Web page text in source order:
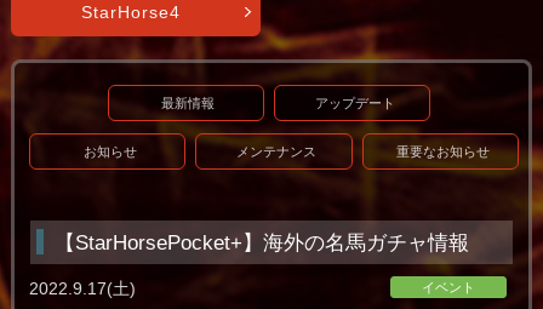
StarHorse4
最新情報 アップデート
お知らせ メンテナンス 重要なお知らせ
【StarHorsePocket+】海外の名馬ガチャ情報
イベント
2022.9.17(土)